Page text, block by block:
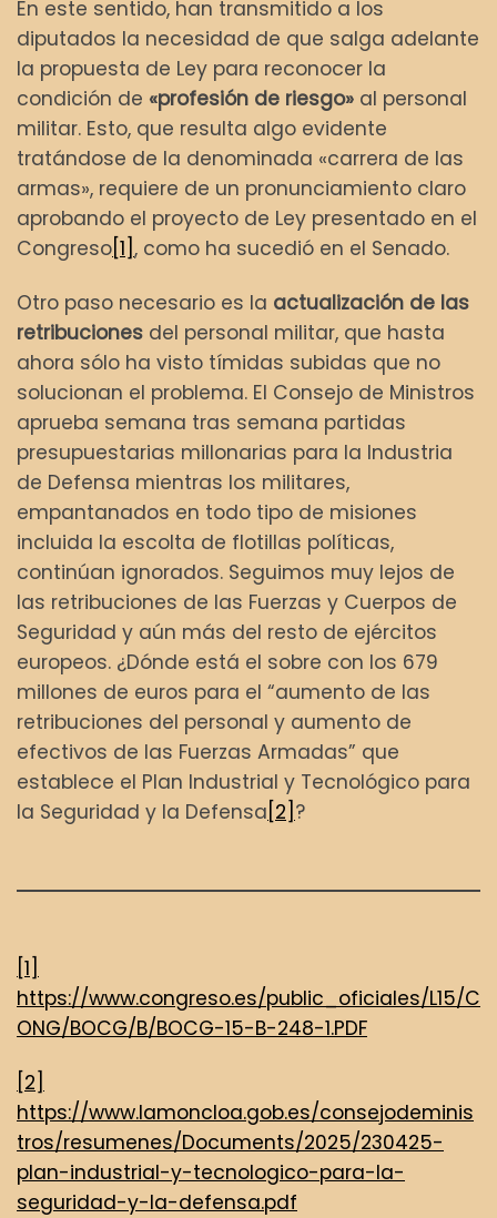
En este sentido, han transmitido a los
diputados la necesidad de que salga adelante
la propuesta de Ley para reconocer la
condición de «profesión de riesgo» al personal
militar. Esto, que resulta algo evidente
tratándose de la denominada «carrera de las
armas», requiere de un pronunciamiento claro
aprobando el proyecto de Ley presentado en el
Congreso [1] , como ha sucedió en el Senado.
Otro paso necesario es la actualización de las
retribuciones del personal militar, que hasta
ahora sólo ha visto tímidas subidas que no
solucionan el problema. El Consejo de Ministros
aprueba semana tras semana partidas
presupuestarias millonarias para la Industria
de Defensa mientras los militares,
empantanados en todo tipo de misiones
incluida la escolta de flotillas políticas,
continúan ignorados. Seguimos muy lejos de
las retribuciones de las Fuerzas y Cuerpos de
Seguridad y aún más del resto de ejércitos
europeos. ¿Dónde está el sobre con los 679
millones de euros para el “aumento de las
retribuciones del personal y aumento de
efectivos de las Fuerzas Armadas” que
establece el Plan Industrial y Tecnológico para
la Seguridad y la Defensa [2] ?
[1]
https://www.congreso.es/public_oficiales/L15/C
ONG/BOCG/B/BOCG-15-B-248-1.PDF
[2]
https://www.lamoncloa.gob.es/consejodeminis
tros/resumenes/Documents/2025/230425-
plan-industrial-y-tecnologico-para-la-
seguridad-y-la-defensa.pdf